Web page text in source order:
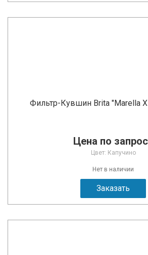
Фильтр-Кувшин Brita "Marella
Цена по
Цвет: Капучино
Нет в наличии
Заказать